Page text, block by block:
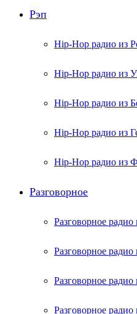
Рэп
Hip-Hop радио из
Hip-Hop радио из
Hip-Hop радио из
Hip-Hop радио из
Hip-Hop радио из
Разговорное
Разговорное радио
Разговорное
Разговорное радио
Разговорное